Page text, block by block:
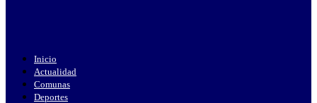
Inicio
Actualidad
Comunas
Deportes